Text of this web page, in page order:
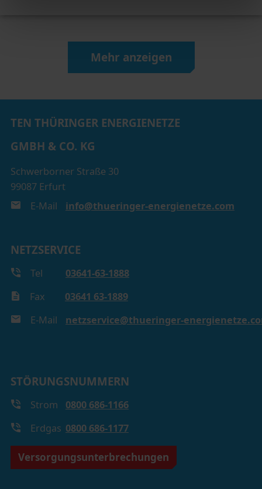
Zum Impressum
Status Ihrer Einwilligung
Mehr anzeigen
TEN THÜRINGER ENERGIENETZE
GMBH & CO. KG
Schwerborner Straße 30
99087 Erfurt
E-Mail
info@thueringer-energienetze.com
NETZSERVICE
Tel
03641-63-1888
Fax
03641 63-1889
E-Mail
netzservice@thueringer-
STÖRUNGSNUMMERN
Strom
0800 686-1166
Erdgas 0800 686-1177
Versorgungsunterbrechungen